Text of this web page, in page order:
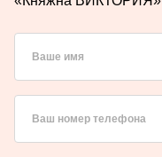
Ваше имя
Ваш номер телефона